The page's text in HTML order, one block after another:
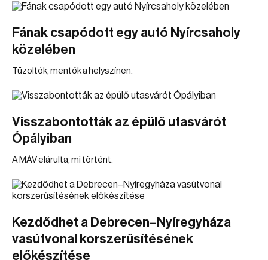
Fának csapódott egy autó Nyírcsaholy
közelében
Tűzoltók, mentők a helyszínen.
Visszabontották az épülő utasvárót
Ópályiban
A MÁV elárulta, mi történt.
Kezdődhet a Debrecen–Nyíregyháza
vasútvonal korszerűsítésének
előkészítése